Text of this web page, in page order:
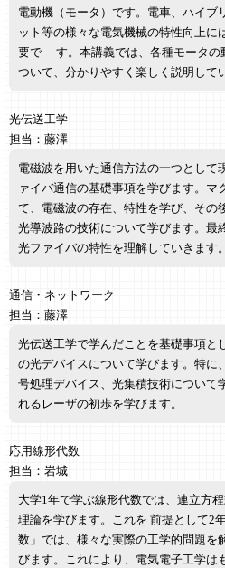
電動機（モータ）です。電車、ハイブ
ット等の様々な電気機械の特性向上に
要で す。本講義では、各種モータの
ついて、分かりやすく楽しく説明して
光伝送工学
担当：藤澤
電磁波を用いた通信方法の一つとして
ァイバ通信の基礎事項を学びます。マ
て、電磁波の存在、特性を学び、その
光導波路の技術について学びます。最
光ファイバの特性を理解していきます。
通信・ネットワーク
担当：藤澤
光伝送工学で学んだことを基礎事項と
の光デバイスについて学びます。特に
号処理デバイス、光集積技術について
れるレーザの初歩を学びます。
応用線形代数
担当：岩城
大学1年で学ぶ線形代数では、連立方
理論を学びます。これを 前提として2
数」では、様々な実際の工学的問題を
びます。これにより、電気電子工学は